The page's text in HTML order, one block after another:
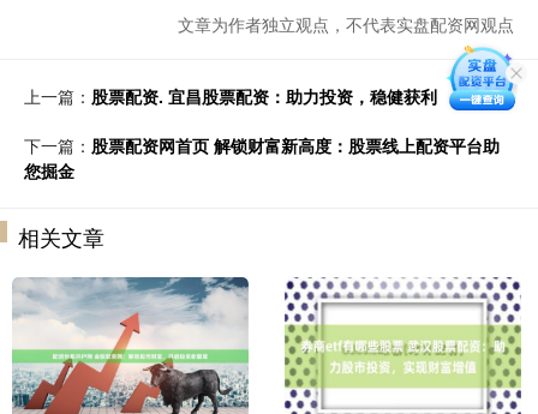
文章为作者独立观点，不代表实盘配资网观点
上一篇： 股票配资. 宜昌股票配资：助力投资，稳健获利
下一篇： 股票配资网首页 解锁财富新高度：股票线上配资平台助
您掘金
相关文章